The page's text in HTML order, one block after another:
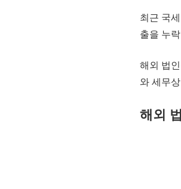
최근 국
출을 누
해외 법
와 세무
해외